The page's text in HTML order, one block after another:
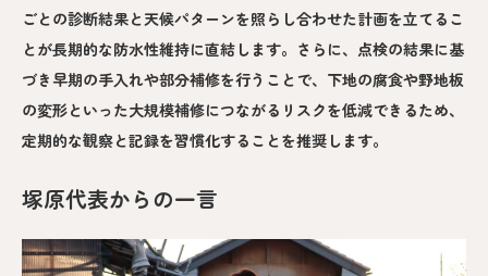
ごとの診断結果と天候パターンを照らし合わせた計画を立てるこ
とが長期的な防水性維持に直結します。さらに、点検の結果に基
づき早期の手入れや部分補修を行うことで、下地の腐食や野地板
の変形といった大規模補修につながるリスクを低減できるため、
定期的な観察と記録を習慣化することを推奨します。
塚原代表からの一言